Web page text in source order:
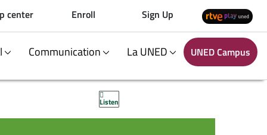
center Enroll Sign Up
Communication La UNED UNED Campus
Listen